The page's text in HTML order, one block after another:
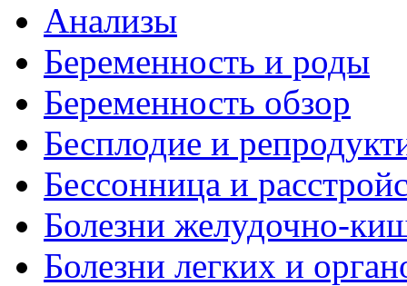
Анализы
Беременность и роды
Беременность обзор
Бесплодие и
Бессонница и
Болезни желудочно-
Болезни легких и